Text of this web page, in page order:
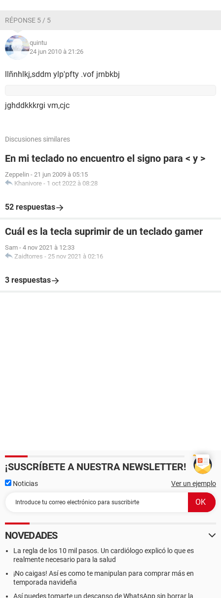
RÉPONSE 5 / 5
quintu
24 jun 2010 à 21:26
llñnhlkj,sddm ylp'pfty .vof jrnbkbj
jghddkkkrgi vm,cjc
Discusiones similares
En mi teclado no encuentro el signo para < y >
Zeppelin - 21 jun 2009 à 05:15
Khanivore - 1 oct 2022 à 08:28
52 respuestas
Cuál es la tecla suprimir de un teclado gamer
Sam - 4 nov 2021 à 12:33
Zaidtorres - 25 nov 2021 à 02:16
3 respuestas
¡SUSCRÍBETE A NUESTRA NEWSLETTER!
Noticias Ver un ejemplo
NOVEDADES
La regla de los 10 mil pasos. Un cardiólogo explicó lo que es
realmente necesario para la salud
¡No caigas! Así es como te manipulan para comprar más en
temporada navideña
Así puedes tomarte un descanso de WhatsApp sin borrar la